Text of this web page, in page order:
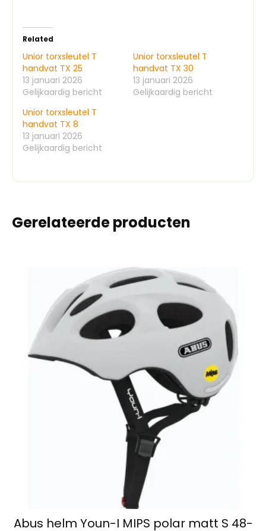
Related
Unior torxsleutel T
handvat TX 25
13 januari 2026
Gelijkaardig bericht
Unior torxsleutel T
handvat TX 30
13 januari 2026
Gelijkaardig bericht
Unior torxsleutel T
handvat TX 8
13 januari 2026
Gelijkaardig bericht
Gerelateerde producten
Abus helm Youn-I MIPS polar matt S 48-